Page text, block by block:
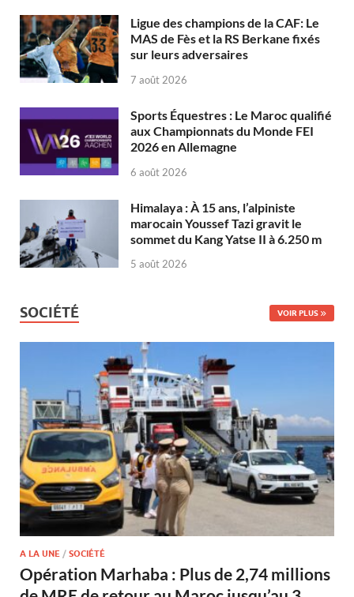
Ligue des champions de la CAF: Le
MAS de Fès et la RS Berkane fixés
sur leurs adversaires
7 août 2026
Sports Équestres : Le Maroc qualifié
aux Championnats du Monde FEI
2026 en Allemagne
6 août 2026
Himalaya : À 15 ans, l’alpiniste
marocain Youssef Tazi gravit le
sommet du Kang Yatse II à 6.250 m
5 août 2026
SOCIÉTÉ VOIR PLUS
A LA UNE / SOCIÉTÉ
Opération Marhaba : Plus de 2,74 millions